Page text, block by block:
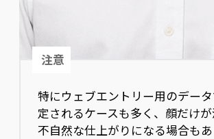
注意
特にウェブエントリー用のデー
定されるケースも多く、顔だけ
不自然な仕上がりになる場合もあ